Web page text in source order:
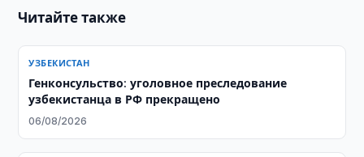
Читайте также
УЗБЕКИСТАН
Генконсульство: уголовное преследование
узбекистанца в РФ прекращено
06/08/2026